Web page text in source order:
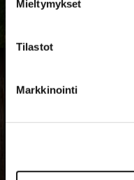
Mieltymykset
Tilastot
Markkinointi
›